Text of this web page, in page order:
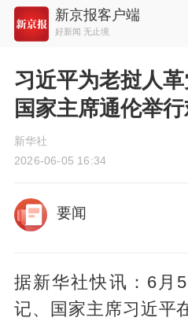
新京报客户端
好新闻 无止境
习近平为老挝人革
国家主席通伦举
新华社
2026-06-05 16:34
要闻
据新华社快讯：6月
记、国家主席习近平